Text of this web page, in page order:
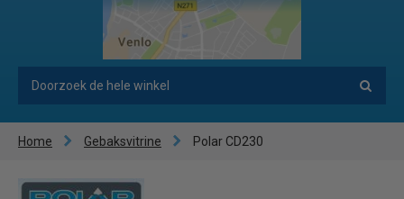
Home Gebaksvitrine Polar CD230